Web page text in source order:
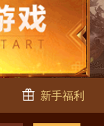
新手福利